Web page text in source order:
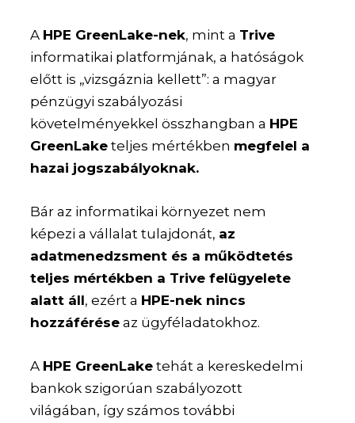
A HPE GreenLake-nek, mint a Trive
informatikai platformjának, a hatóságok
előtt is „vizsgáznia kellett”: a magyar
pénzügyi szabályozási
követelményekkel összhangban a HPE
GreenLake teljes mértékben megfelel a
hazai jogszabályoknak.
Bár az informatikai környezet nem
képezi a vállalat tulajdonát, az
adatmenedzsment és a működtetés
teljes mértékben a Trive felügyelete
alatt áll, ezért a HPE-nek nincs
hozzáférése az ügyféladatokhoz.
A HPE GreenLake tehát a kereskedelmi
bankok szigorúan szabályozott
világában, így számos további